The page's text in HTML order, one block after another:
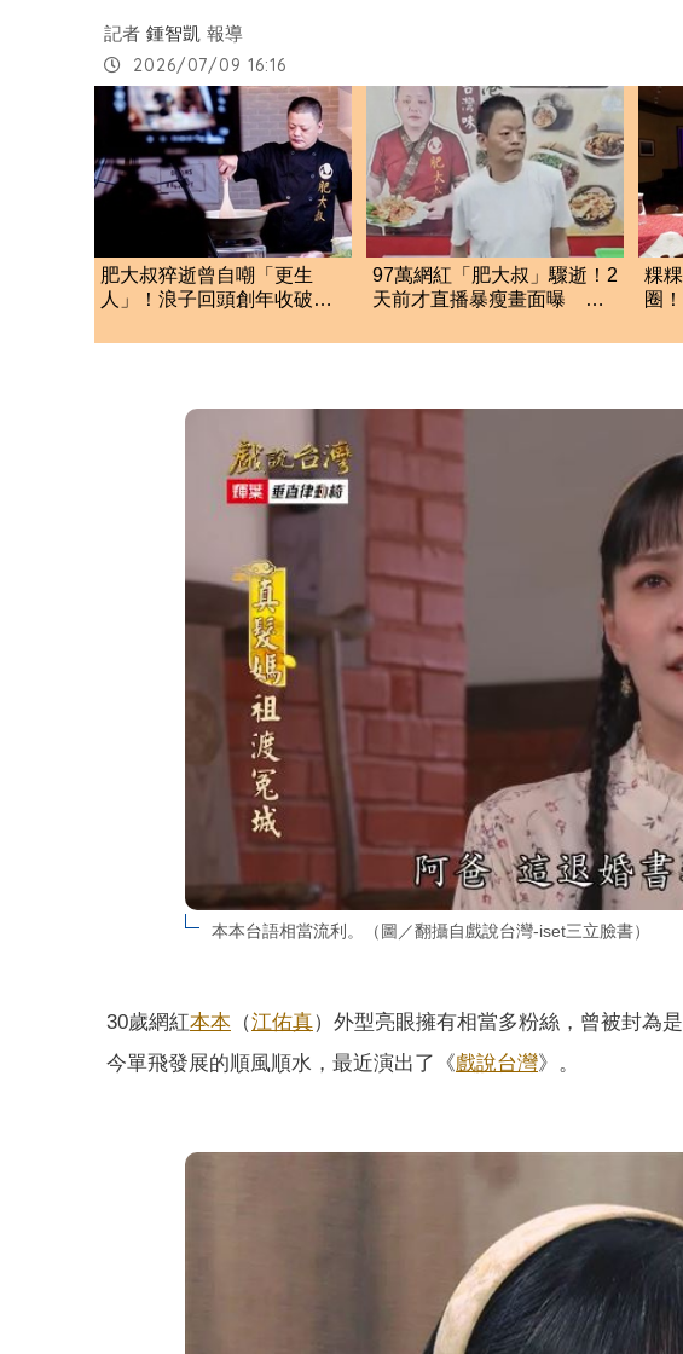
記者 鍾智凱 報導
2026/07/09 16:16
肥大叔猝逝曾自嘲「更生
人」！浪子回頭創年收破億
97萬網紅「肥大叔」驟逝！2
天前才直播暴瘦畫面曝 網
粿
圈
本本台語相當流利。（圖／翻攝自戲說台灣-iset三立臉書）
30歲網紅本本 （江佑真）外型亮眼擁有相當多粉絲，曾被封為
今單飛發展的順風順水，最近演出了《戲說台灣》。